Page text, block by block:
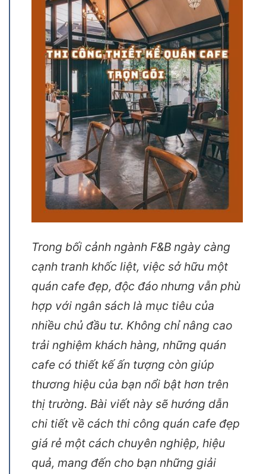
Trong bối cảnh ngành F&B ngày càng
cạnh tranh khốc liệt, việc sở hữu một
quán cafe đẹp, độc đáo nhưng vẫn phù
hợp với ngân sách là mục tiêu của
nhiều chủ đầu tư. Không chỉ nâng cao
trải nghiệm khách hàng, những quán
cafe có thiết kế ấn tượng còn giúp
thương hiệu của bạn nổi bật hơn trên
thị trường. Bài viết này sẽ hướng dẫn
chi tiết về cách thi công quán cafe đẹp
giá rẻ một cách chuyên nghiệp, hiệu
quả, mang đến cho bạn những giải